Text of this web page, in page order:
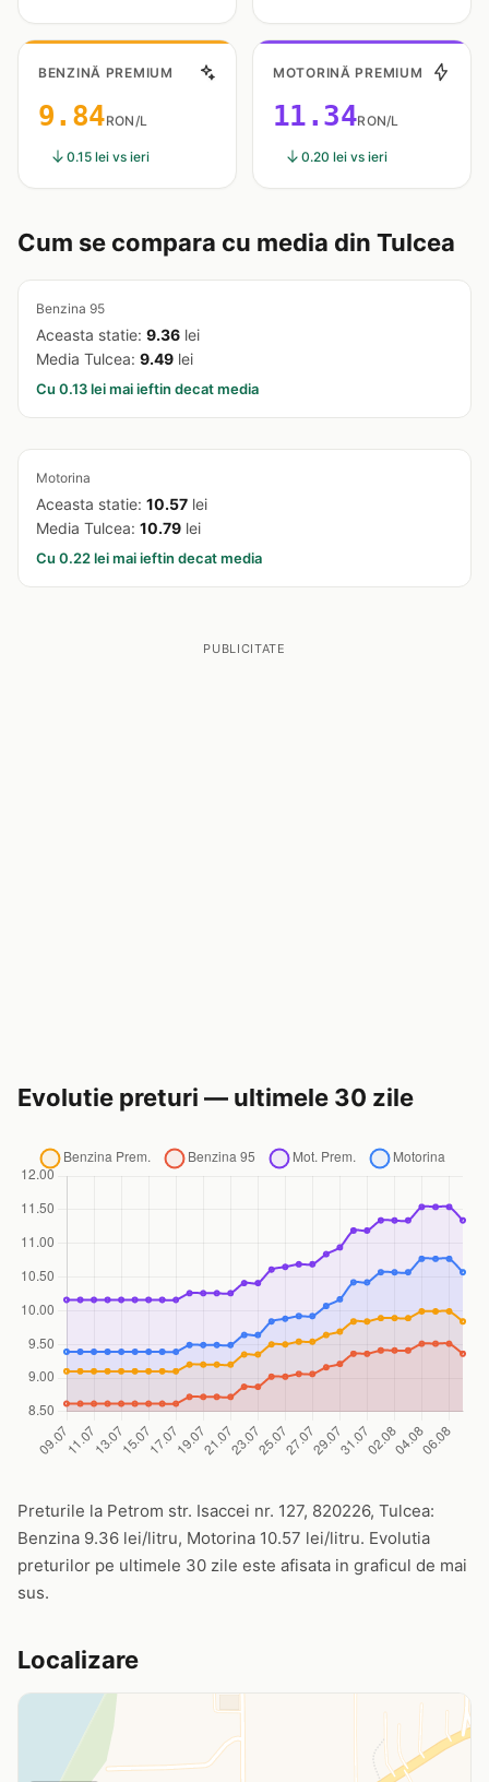
BENZINĂ PREMIUM
9.84RON/L
0.15 lei vs ieri
MOTORINĂ PREMIUM
11.34RON/L
0.20 lei vs ieri
Cum se compara cu media din Tulcea
Benzina 95
Aceasta statie: 9.36 lei
Media Tulcea: 9.49 lei
Cu 0.13 lei mai ieftin decat media
Motorina
Aceasta statie: 10.57 lei
Media Tulcea: 10.79 lei
Cu 0.22 lei mai ieftin decat media
PUBLICITATE
Evolutie preturi — ultimele 30 zile
Preturile la Petrom str. Isaccei nr. 127, 820226, Tulcea:
Benzina 9.36 lei/litru, Motorina 10.57 lei/litru. Evolutia
preturilor pe ultimele 30 zile este afisata in graficul de mai
sus.
Localizare